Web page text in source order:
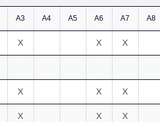
A3 A4 A5 A6 A7 A8
X X X
X X X
X X X